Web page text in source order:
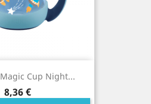
Cup Night...
Precio
8,36 €